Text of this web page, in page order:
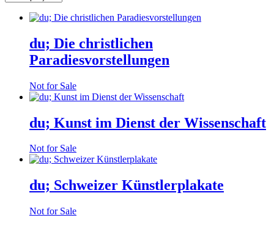
du; Die christlichen
Paradiesvorstellungen
Not for Sale
du; Kunst im Dienst der Wissenschaft
Not for Sale
du; Schweizer Künstlerplakate
Not for Sale